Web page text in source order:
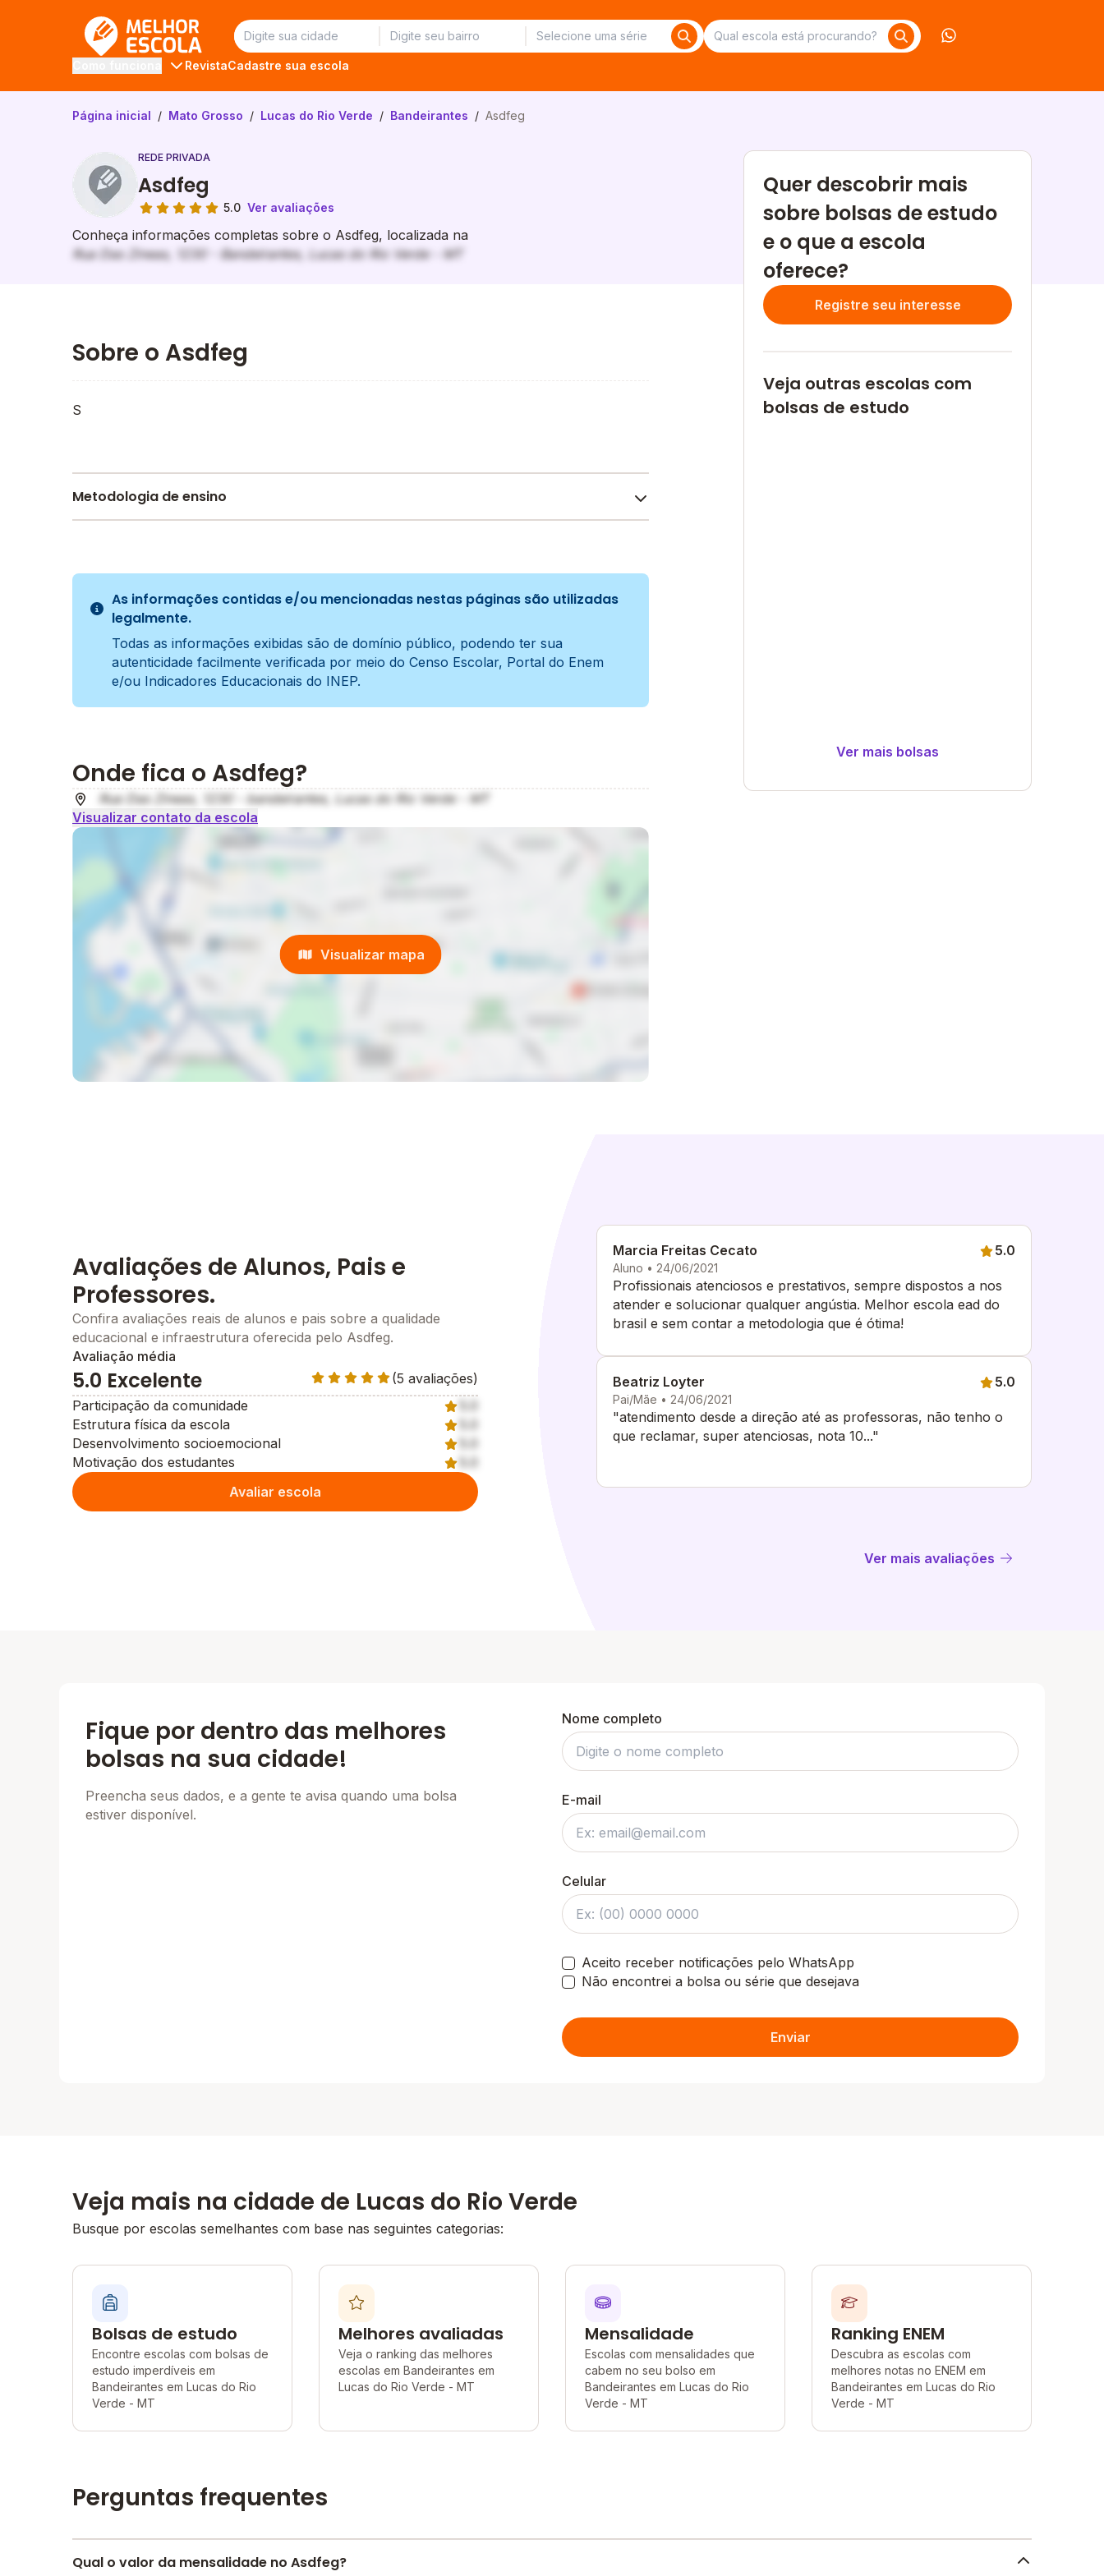
RevistaCadastre sua escola
Página inicial / Mato Grosso / Lucas do Rio Verde / Bandeirantes / Asdfeg
REDE PRIVADA
Asdfeg
5.0 Ver avaliações
Conheça informações completas sobre o Asdfeg, localizada na
Rua Das Zineas, 1230 - Bandeirantes, Lucas do Rio Verde - MT
Quer descobrir mais
sobre bolsas de estudo
e o que a escola
oferece?
Registre seu interesse
Veja outras escolas com
bolsas de estudo
Ver mais bolsas
Sobre o Asdfeg
S
Metodologia de ensino
ensino e aprendizagem do aluno.
As informações contidas e/ou mencionadas nestas páginas são utilizadas
legalmente.
Todas as informações exibidas são de domínio público, podendo ter sua
autenticidade facilmente verificada por meio do Censo Escolar, Portal do Enem
e/ou Indicadores Educacionais do INEP.
Onde fica o Asdfeg?
Rua Das Zineas, 1230 - bandeirantes, Lucas do Rio Verde - MT
Visualizar contato da escola
Visualizar mapa
Avaliações de Alunos, Pais e
Professores.
Confira avaliações reais de alunos e pais sobre a qualidade
educacional e infraestrutura oferecida pelo Asdfeg.
Avaliação média
5.0 Excelente
(5 avaliações)
Participação da comunidade
Estrutura física da escola
Desenvolvimento socioemocional
Motivação dos estudantes
Avaliar escola
Marcia Freitas Cecato
Aluno • 24/06/2021
5.0
Profissionais atenciosos e prestativos, sempre dispostos a nos
atender e solucionar qualquer angústia. Melhor escola ead do
brasil e sem contar a metodologia que é ótima!
Beatriz Loyter
Pai/Mãe • 24/06/2021
5.0
"atendimento desde a direção até as professoras, não tenho o
que reclamar, super atenciosas, nota 10..."
Ver mais avaliações
Fique por dentro das melhores
bolsas na sua cidade!
Preencha seus dados, e a gente te avisa quando uma bolsa
estiver disponível.
Nome completo
E-mail
Celular
Aceito receber notificações pelo WhatsApp
Não encontrei a bolsa ou série que desejava
Enviar
Veja mais na cidade de Lucas do Rio Verde
Busque por escolas semelhantes com base nas seguintes categorias:
Bolsas de estudo
Encontre escolas com bolsas de
estudo imperdíveis em
Bandeirantes em Lucas do Rio
Verde - MT
Melhores avaliadas
Veja o ranking das melhores
escolas em Bandeirantes em
Lucas do Rio Verde - MT
Mensalidade
Escolas com mensalidades que
cabem no seu bolso em
Bandeirantes em Lucas do Rio
Verde - MT
Ranking ENEM
Descubra as escolas com
melhores notas no ENEM em
Bandeirantes em Lucas do Rio
Verde - MT
Perguntas frequentes
Qual o valor da mensalidade no Asdfeg?